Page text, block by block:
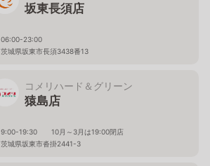
坂東長須店
06:00-23:00
茨城県坂東市長須3438番13
コメリハード＆グリーン
猿島店
9:00-19:30 10月～3月は19:00閉店
茨城県坂東市沓掛2441-3